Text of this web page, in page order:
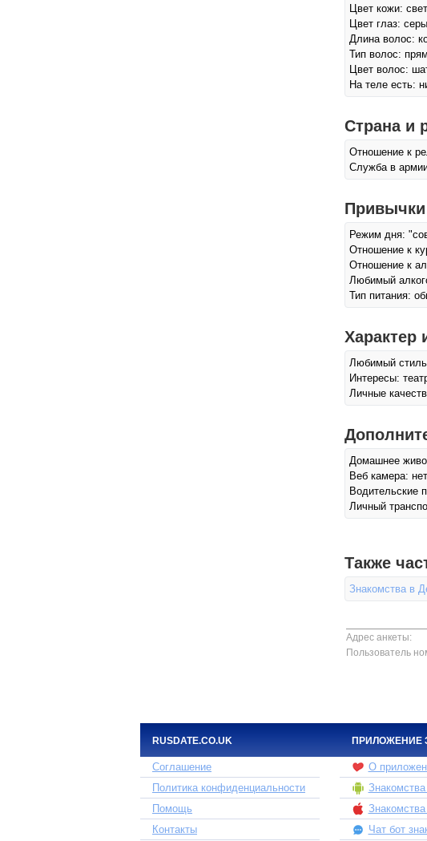
Цвет кожи:
Цвет глаз:
Длина волос:
Тип волос:
Цвет волос:
На теле есть:
Страна и
Отношение к
Служба в
Привычки
Режим дня:
Отношение к
Отношение к
Любимый
Тип питания:
Характер
Любимый стиль
Интересы:
Личные
Домашнее
Веб камера: нет
Водительские
Личный
Также
Знакомства в
Адрес анкеты:
Пользователь
RUSDATE.CO.UK ПРИЛОЖЕНИЕ
Соглашение
Политика конфиденциальности
Помощь
Контакты
О
Чат бот